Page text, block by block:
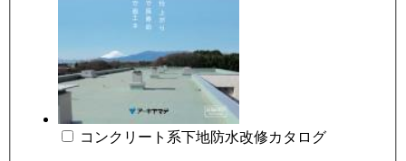
コンクリート系下地防水改修カタログ